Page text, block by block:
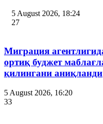
5 August 2026, 18:24
27
Миграция
ортиқ буджет
қилингани аниқланди
5 August 2026, 16:20
33